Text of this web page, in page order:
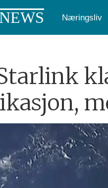
Næringsliv
Starlink